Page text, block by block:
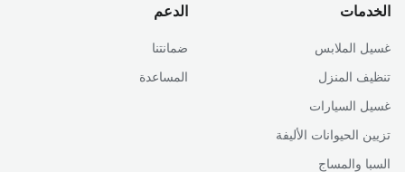
الخدمات
غسيل الملابس
تنظيف المنزل
غسيل السيارات
تزيين الحيوانات الأليفة
السبا والمساج
الدعم
ضمانتنا
المساعدة